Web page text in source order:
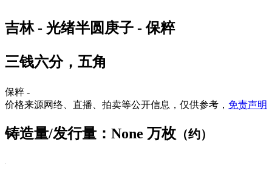
吉林 - 光绪半圆庚子 - 保粹
三钱六分，五角
保粹 -
价格来源网络、直播、拍卖等公开信息，仅供参考， 免责声明
铸造量/发行量：None 万枚 （约）